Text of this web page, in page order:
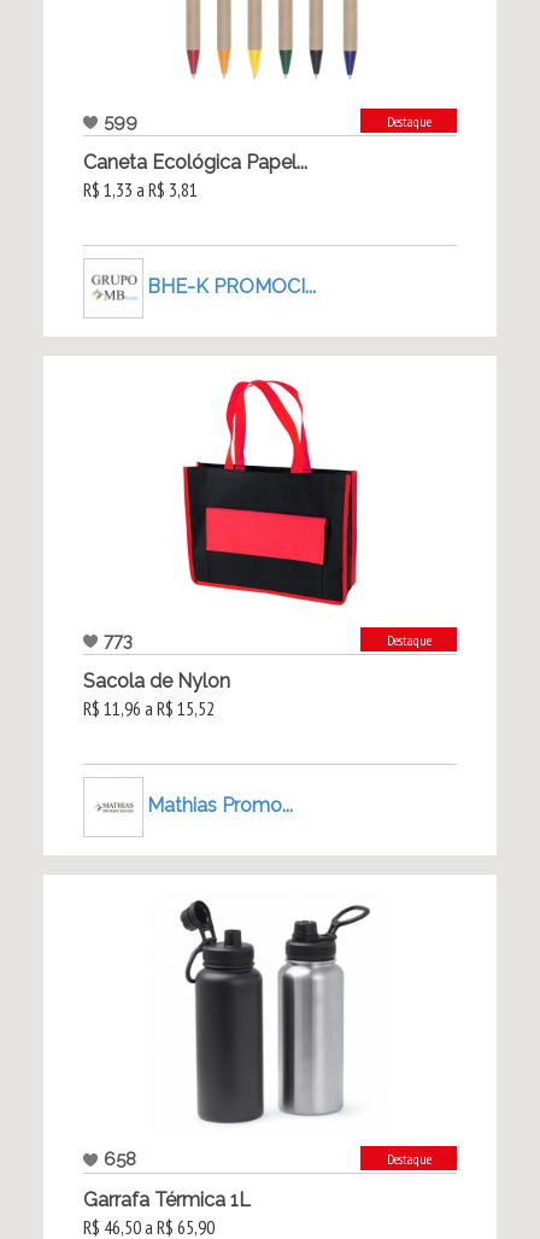
599 Destaque
Caneta Ecológica Papel...
R$ 1,33 a R$ 3,81
BHE-K PROMOCI...
773 Destaque
Sacola de Nylon
R$ 11,96 a R$ 15,52
Mathias Promo...
658 Destaque
Garrafa Térmica 1L
R$ 46,50 a R$ 65,90